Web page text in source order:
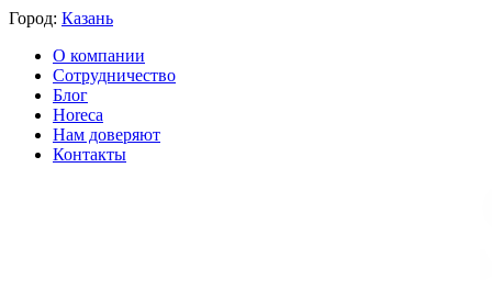
Город: Казань
О компании
Сотрудничество
Блог
Horeca
Нам доверяют
Контакты